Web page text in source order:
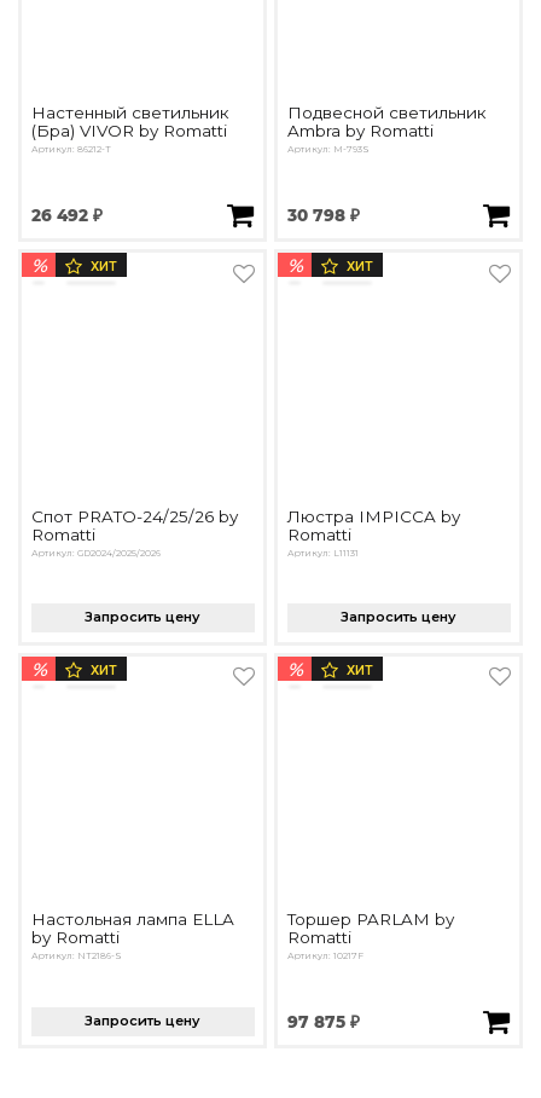
Настенный светильник
(Бра) VIVOR by Romatti
Артикул: 86212-T
26 492 ₽
Подвесной светильник
Ambra by Romatti
Артикул: M-793S
30 798 ₽
% ХИТ
Спот PRATO-24/25/26 by
Romatti
Артикул: GD2024/2025/2026
Запросить цену
% ХИТ
Люстра IMPICCA by
Romatti
Артикул: L11131
Запросить цену
% ХИТ
Настольная лампа ELLA
by Romatti
Артикул: NT2186-S
Запросить цену
% ХИТ
Торшер PARLAM by
Romatti
Артикул: 10217F
97 875 ₽